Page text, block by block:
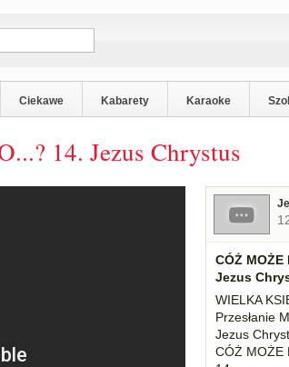
Ciekawe Kabarety Karaoke
14. Jezus Chrystus
CÓŻ MOŻE
Jezus
WIELKA
Przesłanie
Jezus
CÓŻ MOŻE